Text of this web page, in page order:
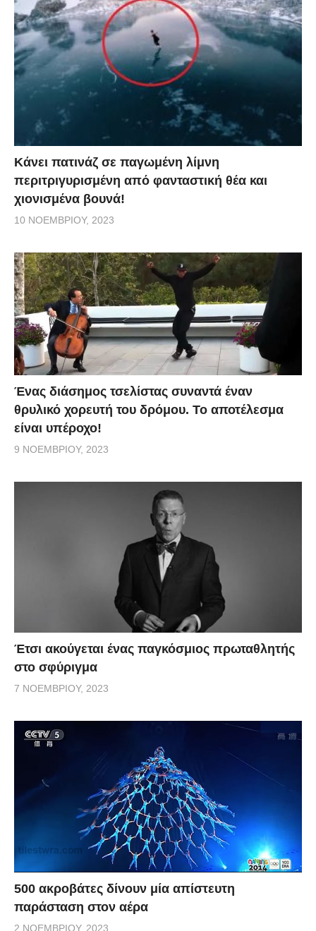
Κάνει πατινάζ σε παγωμένη λίμνη
περιτριγυρισμένη από φανταστική θέα και
χιονισμένα βουνά!
10 ΝΟΕΜΒΡΊΟΥ, 2023
Ένας διάσημος τσελίστας συναντά έναν
θρυλικό χορευτή του δρόμου. Το αποτέλεσμα
είναι υπέροχο!
9 ΝΟΕΜΒΡΊΟΥ, 2023
Έτσι ακούγεται ένας παγκόσμιος πρωταθλητής
στο σφύριγμα
7 ΝΟΕΜΒΡΊΟΥ, 2023
500 ακροβάτες δίνουν μία απίστευτη
παράσταση στον αέρα
2 ΝΟΕΜΒΡΊΟΥ, 2023